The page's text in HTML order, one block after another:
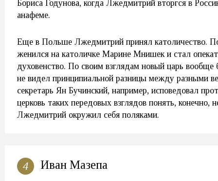
Бориса Годунова, когда Лжедмитрий вторгся в
анафеме.
Еще в Польше Лжедмитрий принял католичество.
женился на католичке Марине Мнишек и стал
духовенство. По своим взглядам новый царь
не видел принципиальной разницы между разными
секретарь Ян Бучинский, например, исповедовал
церковь таких передовых взглядов понять, конечно,
Лжедмитрий окружил себя поляками.
4 Иван Мазепа